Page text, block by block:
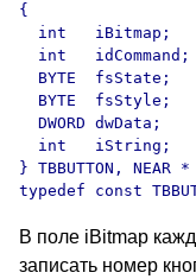
{
  int   iBitmap;
  int   idCommand;
  BYTE  fsState;
  BYTE  fsStyle;
  DWORD dwData;
  int   iString;
} TBBUTTON, NEAR *
В поле iBitmap
записать номер